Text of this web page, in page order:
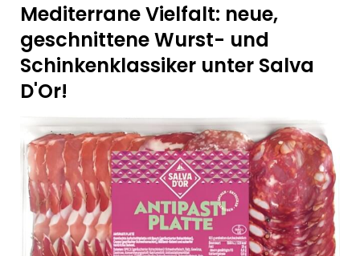
Mediterrane Vielfalt: neue,
geschnittene Wurst- und
Schinkenklassiker unter Salva
D'Or!